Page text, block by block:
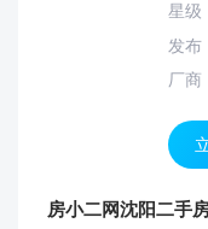
星级
发布
厂商
房小二网沈阳二手